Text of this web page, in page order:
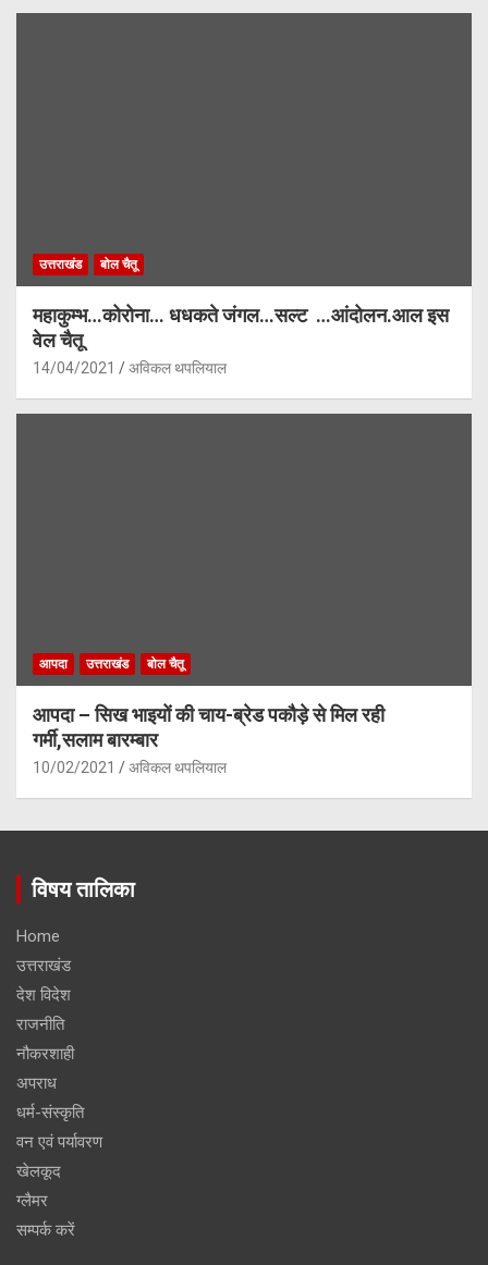
उत्तराखंड बोल चैतू
महाकुम्भ…कोरोना… धधकते जंगल…सल्ट …आंदोलन.आल इस
वेल चैतू
14/04/2021 अविकल थपलियाल
आपदा उत्तराखंड बोल चैतू
आपदा – सिख भाइयों की चाय-ब्रेड पकौड़े से मिल रही
गर्मी,सलाम बारम्बार
10/02/2021 अविकल थपलियाल
विषय तालिका
Home
उत्तराखंड
देश विदेश
राजनीति
नौकरशाही
अपराध
धर्म-संस्कृति
वन एवं पर्यावरण
खेलकूद
ग्लैमर
सम्पर्क करें